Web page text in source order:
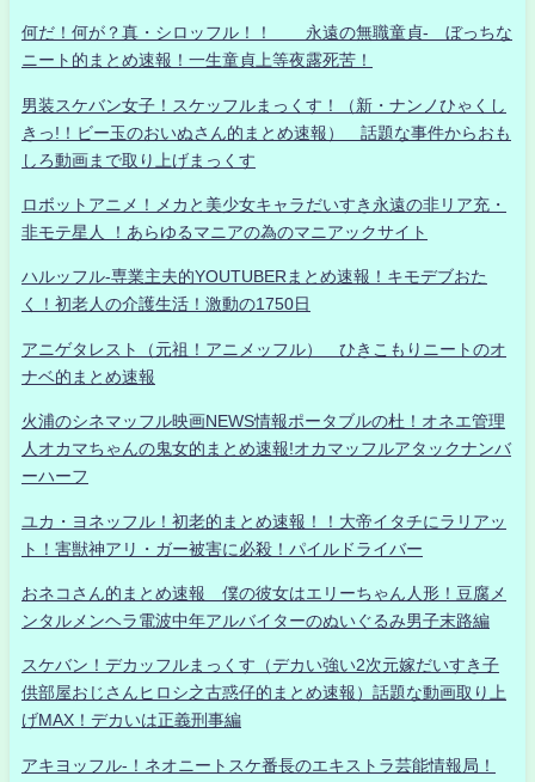
何だ！何が？真・シロッフル！！ 永遠の無職童貞- ぼっちな
ニート的まとめ速報！一生童貞上等夜露死苦！
男装スケバン女子！スケッフルまっくす！（新・ナンノひゃくし
きっ!！ビー玉のおいぬさん的まとめ速報） 話題な事件からおも
しろ動画まで取り上げまっくす
ロボットアニメ！メカと美少女キャラだいすき永遠の非リア充・
非モテ星人 ！あらゆるマニアの為のマニアックサイト
ハルッフル-専業主夫的YOUTUBERまとめ速報！キモデブおた
く！初老人の介護生活！激動の1750日
アニゲタレスト（元祖！アニメッフル） ひきこもりニートのオ
ナベ的まとめ速報
火浦のシネマッフル映画NEWS情報ポータブルの杜！オネエ管理
人オカマちゃんの鬼女的まとめ速報!オカマッフルアタックナンバ
ーハーフ
ユカ・ヨネッフル！初老的まとめ速報！！大帝イタチにラリアッ
ト！害獣神アリ・ガー被害に必殺！パイルドライバー
おネコさん的まとめ速報 僕の彼女はエリーちゃん人形！豆腐メ
ンタルメンヘラ電波中年アルバイターのぬいぐるみ男子末路編
スケバン！デカッフルまっくす（デカい強い2次元嫁だいすき子
供部屋おじさんヒロシ之古惑仔的まとめ速報）話題な動画取り上
げMAX！デカいは正義刑事編
アキヨッフル-！ネオニートスケ番長のエキストラ芸能情報局！